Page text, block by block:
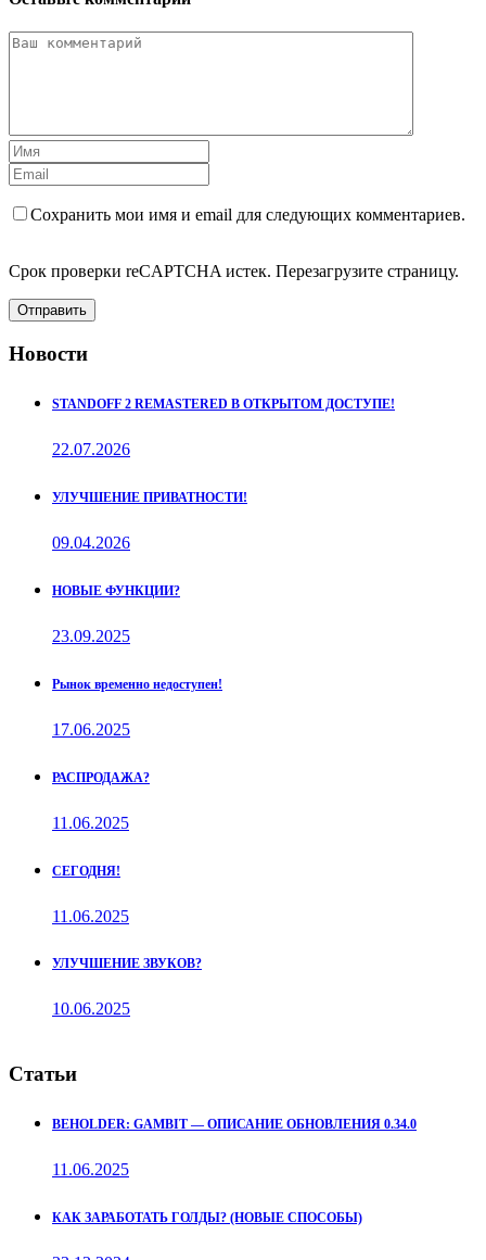
Сохранить мои имя и email для следующих комментариев.
Срок проверки reCAPTCHA истек. Перезагрузите страницу.
Отправить
Новости
STANDOFF 2 REMASTERED В ОТКРЫТОМ ДОСТУПЕ!
22.07.2026
УЛУЧШЕНИЕ ПРИВАТНОСТИ!
09.04.2026
НОВЫЕ ФУНКЦИИ?
23.09.2025
Рынок временно недоступен!
17.06.2025
РАСПРОДАЖА?
11.06.2025
СЕГОДНЯ!
11.06.2025
УЛУЧШЕНИЕ ЗВУКОВ?
10.06.2025
Статьи
BEHOLDER: GAMBIT — ОПИСАНИЕ ОБНОВЛЕНИЯ 0.34.0
11.06.2025
КАК ЗАРАБОТАТЬ ГОЛДЫ? (НОВЫЕ СПОСОБЫ)